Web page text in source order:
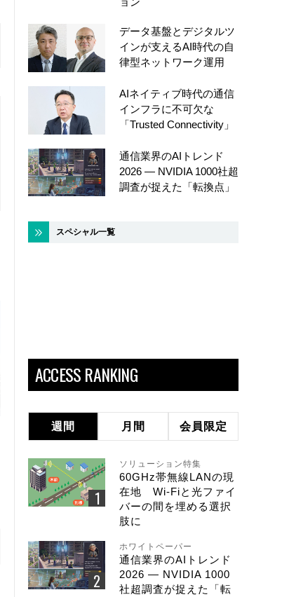
データ基盤とデジタルツ
インが支えるAI時代の自
律型ネットワーク運用
AIネイティブ時代の通信
インフラに不可欠な
「Trusted Connectivity」
通信業界のAIトレンド
2026 ― NVIDIA 1000社超
調査が捉えた「転換点」
スペシャル一覧
ACCESS RANKING
週間 月間 会員限定
ソリューション特集
60GHz帯無線LANの現
在地 Wi-Fiと光ファイ
バーの間を埋める選択
肢に
ホワイトペーパー
通信業界のAIトレンド
2026 ― NVIDIA 1000
社超調査が捉えた「転